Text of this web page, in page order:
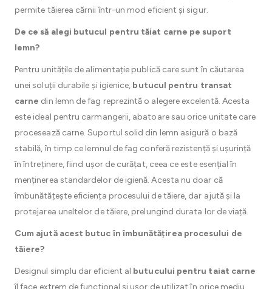
permite tăierea cărnii într-un mod eficient și sigur.
De ce să alegi butucul pentru tăiat carne pe suport
lemn?
Pentru unitățile de alimentație publică care sunt în căutarea
unei soluții durabile și igienice, butucul pentru transat
carne din lemn de fag reprezintă o alegere excelentă. Acesta
este ideal pentru carmangerii, abatoare sau orice unitate care
procesează carne. Suportul solid din lemn asigură o bază
stabilă, în timp ce lemnul de fag conferă rezistență și ușurință
în întreținere, fiind ușor de curățat, ceea ce este esențial în
menținerea standardelor de igienă. Acesta nu doar că
îmbunătățește eficiența procesului de tăiere, dar ajută și la
protejarea uneltelor de tăiere, prelungind durata lor de viață.
Cum ajută acest butuc în îmbunătățirea procesului de
tăiere?
Designul simplu dar eficient al butucului pentru taiat carne
îl face extrem de funcțional și ușor de utilizat în orice mediu